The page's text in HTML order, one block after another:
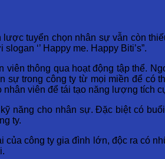
tuyển chọn nhân sự vẫn còn
‘’ Happy me. Happy Biti’s”.
thông qua hoạt động tập thể.
sự trong công ty từ mọi miền để
viên để tái tạo năng lượng tích
năng cho nhân sự. Đặc biệt có
ty.
công ty gia đình lớn, độc ra có